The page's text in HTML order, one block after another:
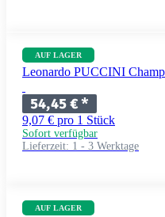
AUF LAGER
Leonardo PUCCINI
54,45 €*
9,07 € pro 1 Stück
Sofort verfügbar
Lieferzeit: 1 - 3 Werktage
AUF LAGER